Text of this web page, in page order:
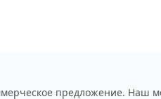
предложение. Наш